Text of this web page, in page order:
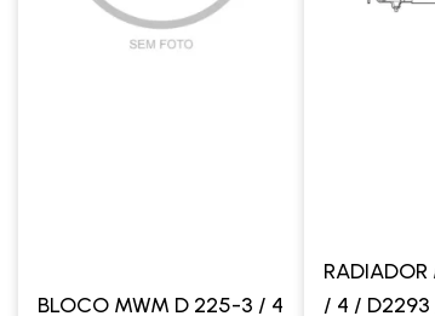
BLOCO MWM D 225-3 / 4
/ 4 /